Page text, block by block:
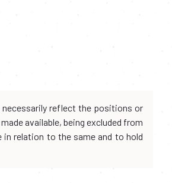
necessarily reflect the positions or
available, being excluded from
relation to the same and to hold